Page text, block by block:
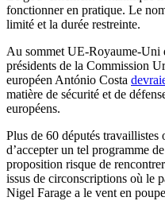
fonctionner en pratique. Le
limité et la durée restreinte.
Au sommet UE-Royaume-Uni
présidents de la Commission
européen António Costa
matière de sécurité et de
européens.
Plus de 60 députés
d’accepter un tel programme
proposition risque de
issus de circonscriptions où le
Nigel Farage a le vent en